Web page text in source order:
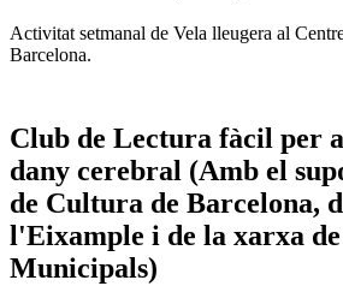
Activitat setmanal de Vela lleugera al
Barcelona.
Club de Lectura fàcil per
dany cerebral (Amb el
de Cultura de Barcelona,
l'Eixample i de la xarxa
Municipals)